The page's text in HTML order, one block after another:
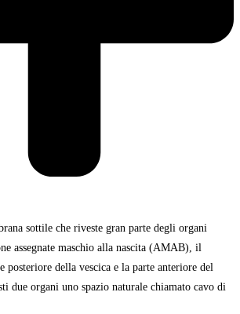
sottile che riveste gran parte degli organi
assegnate maschio alla nascita (AMAB), il
posteriore della vescica e la parte anteriore del
due organi uno spazio naturale chiamato cavo di